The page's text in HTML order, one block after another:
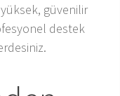
güvenilir
destek